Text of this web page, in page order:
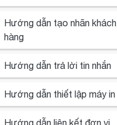
Hướng dẫn tạo nhãn khách
hàng
Hướng dẫn trả lời tin nhắn
Hướng dẫn thiết lập máy in
Hướng dẫn liên kết đơn vị